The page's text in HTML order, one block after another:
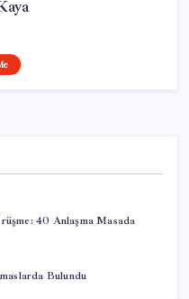
40 Anlaşma Masada
Bulundu